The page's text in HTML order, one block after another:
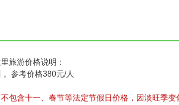
旅游价格说明：
参考价格380元/人
包含十一、春节等法定节假日价格，因淡旺季